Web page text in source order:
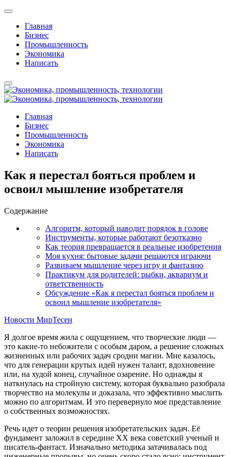
Главная
Бизнес
Промышленность
Экономика
Написать
Главная
Бизнес
Промышленность
Экономика
Написать
Как я перестал бояться проблем и
освоил мышление изобретателя
Содержание
Алгоритм, который наводит порядок в голове
Инструменты, которые работают безотказно
Как теория превращается в реальные изобретения
Моя кухня: бытовые задачи решаются играючи
Развиваем мышление через игру и фантазию
Практикум для родителей: рыбки, аквариум и
ответственность
Обсуждение «Как я перестал бояться проблем и
освоил мышление изобретателя»
Новости МирТесен
Я долгое время жила с ощущением, что творческие люди —
это какие-то небожители с особым даром, а решение сложных
жизненных или рабочих задач сродни магии. Мне казалось,
что для генерации крутых идей нужен талант, вдохновение
или, на худой конец, случайное озарение. Но однажды я
наткнулась на стройную систему, которая буквально разобрала
творчество на молекулы и доказала, что эффективно мыслить
можно по алгоритмам. И это перевернуло мое представление
о собственных возможностях.
Речь идет о теории решения изобретательских задач. Её
фундамент заложил в середине XX века советский ученый и
писатель-фантаст. Изначально методика затачивалась под